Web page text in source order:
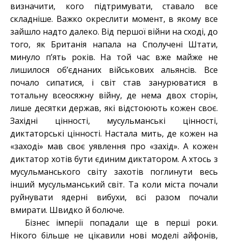
визначити, кого підтримувати, ставало все
складніше. Важко окреслити момент, в якому все
зайшло надто далеко. Від першої війни на сході, до
того, як Британія напала на Сполучені Штати,
минуло п’ять років. На той час вже майже не
лишилося об’єднаних військових альянсів. Все
почало сипатися, і світ став занурюватися в
тотальну всеосяжну війну, де нема двох сторін,
лише десятки держав, які відстоюють кожен своє.
Західні цінності, мусульманські цінності,
диктаторські цінності. Настала мить, де кожен на
«заході» мав своє уявлення про «захід». А кожен
диктатор хотів бути єдиним диктатором. А хтось з
мусульманського світу захотів поглинути весь
інший мусульманський світ. Та коли міста почали
руйнувати ядерні вибухи, всі разом почали
вмирати. Швидко й болюче.
Бізнес імперії попадали ще в перші роки.
Нікого більше не цікавили нові моделі айфонів,